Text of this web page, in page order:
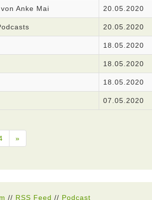
Anke Mai 20.05.2020
20.05.2020
18.05.2020
18.05.2020
18.05.2020
07.05.2020
»
// RSS Feed // Podcast